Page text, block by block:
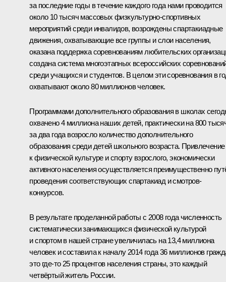
за последние годы в течение каждого года нами проводится
около 10 тысяч массовых физкультурно-спортивных
мероприятий среди инвалидов, возрождены спартакиадные
движения, охватывающие все группы и слои населения,
оказана поддержка соревнованиям любительских
создана система многоэтапных всероссийских
среди учащихся и студентов. В целом эти соревнования в
охватывают около 80 миллионов человек.
Программами дополнительного образования в школах
охвачено 4 миллиона наших детей, практически на 800
за два года возросло количество дополнительного
образования среди детей школьного возраста. Привлечение
к физической культуре и спорту взрослого, экономически
активного населения осуществляется преимущественно
проведения соответствующих спартакиад и смотров-
конкурсов.
В результате проделанной работы с 2008 года численность
систематически занимающихся физической культурой
и спортом в нашей стране увеличилась на 13,4 миллиона
человек и составила к началу 2014 года 36 миллионов
это где‑то 25 процентов населения страны, это каждый
четвёртый житель России.